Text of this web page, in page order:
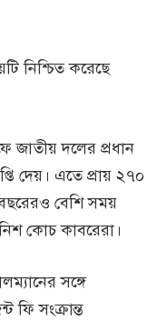
নিশ্চিত করেছে
জাতীয় দলের প্রধান
দেয়। এতে প্রায় ২৭০
বেশি সময়
কোচ কাবরেরা।
সঙ্গে
ফি সংক্রান্ত